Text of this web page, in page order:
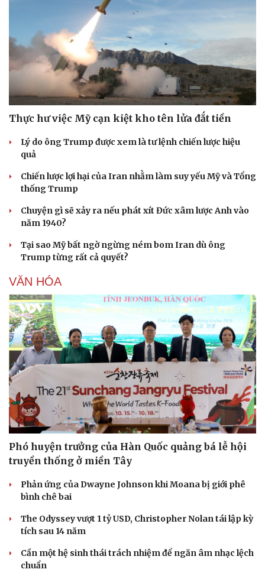
Sức khỏe
Dinh dưỡng - món ngon
Cây thuốc
Sản phụ khoa
Nhi khoa
Nam khoa
Làm đẹp - giảm cân
Ăn sạch sống khỏe
Đời sống
Nhà đẹp
Blog
Tình yêu - Gia đình
Thực hư việc Mỹ cạn kiệt kho tên lửa đắt tiền
Lý do ông Trump được xem là tư lệnh chiến lược hiệu
quả
Chiến lược lợi hại của Iran nhằm làm suy yếu Mỹ và Tổng
thống Trump
Chuyện gì sẽ xảy ra nếu phát xít Đức xâm lược Anh vào
năm 1940?
Tại sao Mỹ bất ngờ ngừng ném bom Iran dù ông
Trump từng rất cả quyết?
VĂN HÓA
Phó huyện trưởng của Hàn Quốc quảng bá lễ hội
truyền thống ở miền Tây
Phản ứng của Dwayne Johnson khi Moana bị giới phê
bình chê bai
The Odyssey vượt 1 tỷ USD, Christopher Nolan tái lập kỳ
tích sau 14 năm
Cần một hệ sinh thái trách nhiệm để ngăn âm nhạc lệch
chuẩn